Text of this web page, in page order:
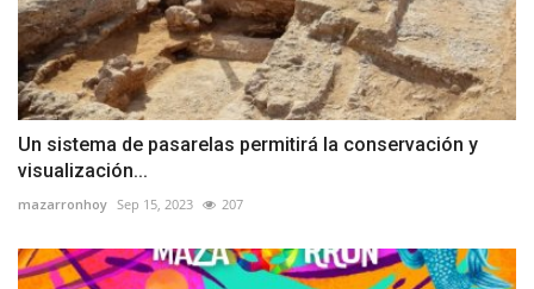
Un sistema de pasarelas permitirá la conservación y
visualización...
mazarronhoy Sep 15, 2023 207